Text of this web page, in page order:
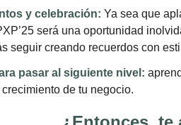
y celebración: Ya sea que
será una oportunidad
seguir creando recuerdos con
pasar al siguiente nivel:
de tu negocio.